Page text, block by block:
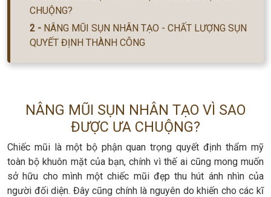
CHUỘNG?
NÂNG MŨI SỤN NHÂN TẠO - CHẤT LƯỢNG SỤN
QUYẾT ĐỊNH THÀNH CÔNG
NÂNG MŨI SỤN NHÂN TẠO VÌ SAO
ĐƯỢC ƯA CHUỘNG?
Chiếc mũi là một bộ phận quan trọng quyết định thẩm mỹ
toàn bộ khuôn mặt của bạn, chính vì thế ai cũng mong muốn
sở hữu cho mình một chiếc mũi đẹp thu hút ánh nhìn của
người đối diện. Đây cũng chính là nguyên do khiến cho các kĩ